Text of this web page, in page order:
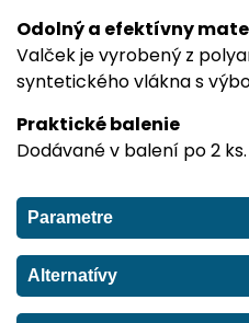
Odolný a efektívny
Valček je vyrobený z
syntetického vlákna s
Praktické balenie
Dodávané v balení po 2 ks.
Parametre
Alternatívy